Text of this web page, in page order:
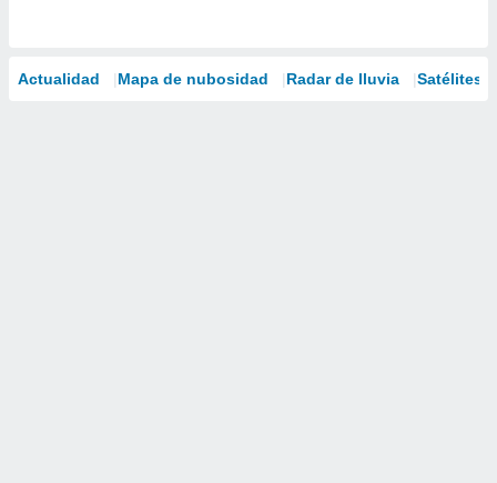
Actualidad Mapa de nubosidad Radar de lluvia Satélites